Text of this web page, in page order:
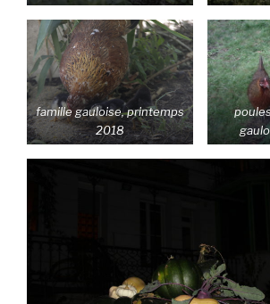
famille gauloise, printemps
2018